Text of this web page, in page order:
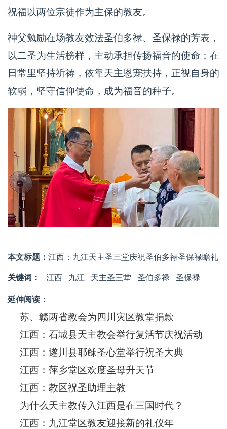
祝福以两位宗徒作为主保的教友。
神父勉励在场教友效法圣伯多禄、圣保禄的芳表，
以二圣为生活榜样，主动承担传扬福音的使命；在
日常里坚持祈祷，依靠天主恩宠扶持，正视自身的
软弱，坚守信仰使命，成为福音的种子。
本文标题： 江西：九江天主圣三堂庆祝圣伯多禄圣保禄瞻礼
关键词： 江西 九江 天主圣三堂 圣伯多禄 圣保禄
延伸阅读：
苏、赣两省教会为四川灾区教堂捐款
江西：石城县天主教会举行复活节庆祝活动
江西：遂川县耶稣圣心堂举行祝圣大典
江西：萍乡堂区欢度圣母升天节
江西：教区祝圣助理主教
为什么天主教传入江西是在三国时代？
江西：九江堂区教友迎接新的礼仪年